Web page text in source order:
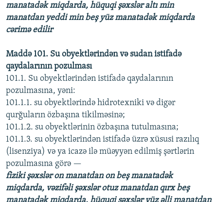
manatadək miqdarda, hüquqi şəxslər altı min
manatdan yeddi min beş yüz manatadək miqdarda
cərimə edilir
Maddə 101. Su obyektlərindən və sudan istifadə
qaydalarının pozulması
101.1. Su obyektlərindən istifadə qaydalarının
pozulmasına, yəni:
101.1.1. su obyektlərində hidrotexniki və digər
qurğuların özbaşına tikilməsinə;
101.1.2. su obyektlərinin özbaşına tutulmasına;
101.1.3. su obyektlərindən istifadə üzrə xüsusi razılıq
(lisenziya) və ya icazə ilə müəyyən edilmiş şərtlərin
pozulmasına görə —
fiziki şəxslər on manatdan on beş manatadək
miqdarda, vəzifəli şəxslər otuz manatdan qırx beş